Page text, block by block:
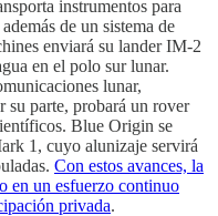
instrumentos para
de un sistema de
enviará su lander IM-2
en el polo sur lunar.
lunar,
su parte, probará un rover
Blue Origin se
1, cuyo alunizaje servirá
Con estos avances, la
en un esfuerzo continuo
privada.